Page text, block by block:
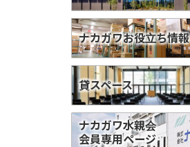
ナカガワお役立ち情報
貸スペース
ナカガワ水親会
会員専用ページ